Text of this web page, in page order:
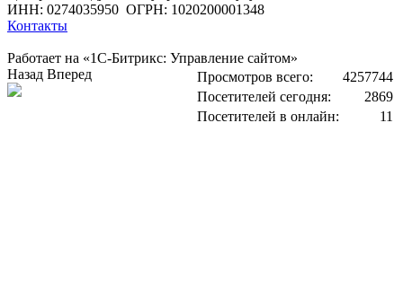
ИНН: 0274035950 ОГРН: 1020200001348
Контакты
Работает на «1С-Битрикс: Управление сайтом»
Просмотров всего:
4257744
Посетителей сегодня:
2869
Посетителей в онлайн:
11
Назад Вперед